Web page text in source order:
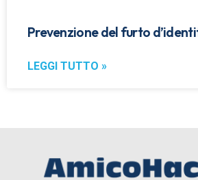
Prevenzione del furto
LEGGI TUTTO »